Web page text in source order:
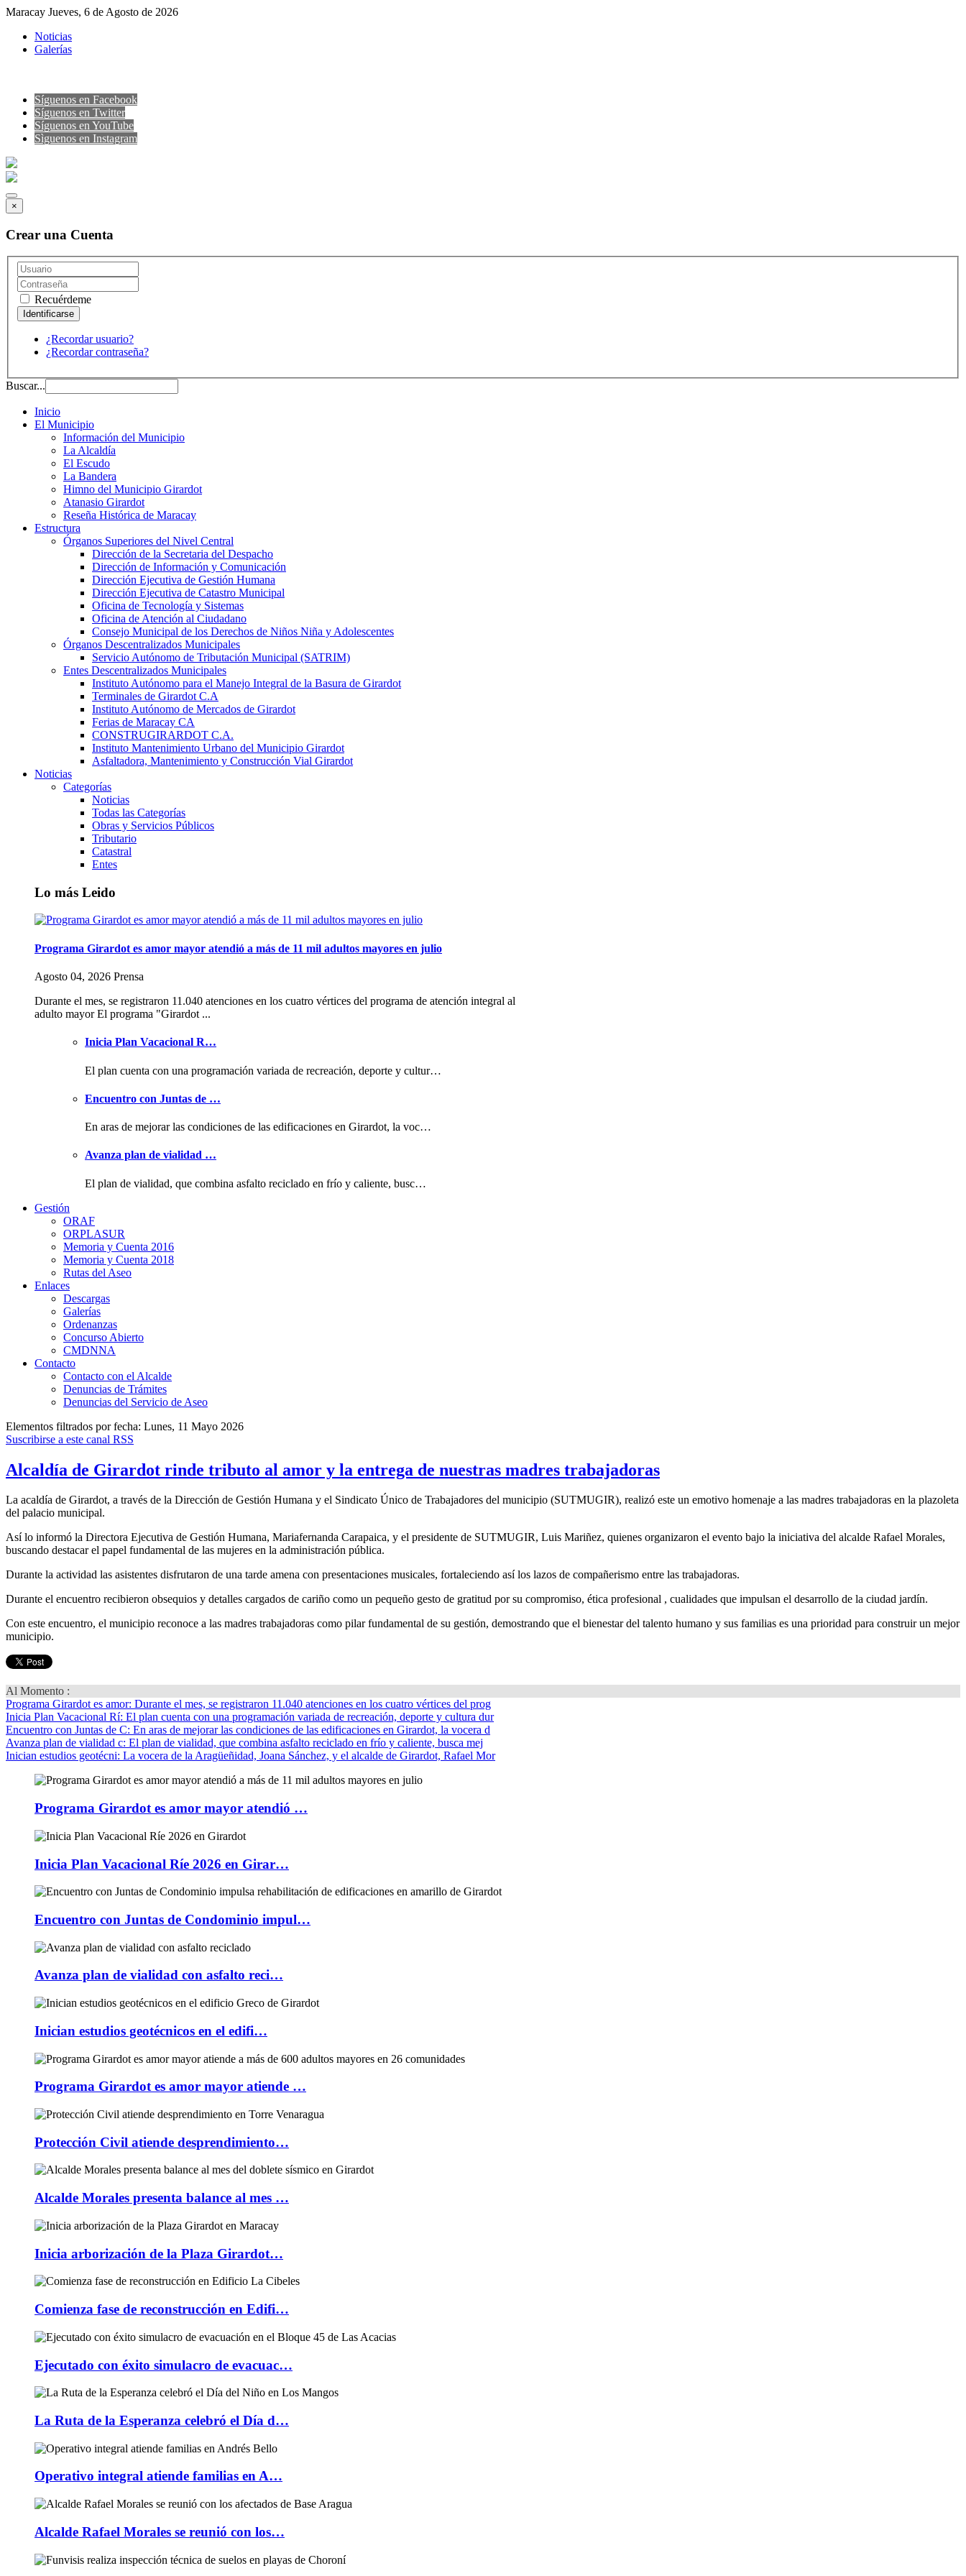
Maracay Jueves, 6 de Agosto de 2026
Noticias
Galerías
Síguenos en Facebook
Síguenos en Twitter
Síguenos en YouTube
Sìguenos en Instagram
×
Crear una Cuenta
Recuérdeme
¿Recordar usuario?
¿Recordar contraseña?
Buscar...
Inicio
El Municipio
Información del Municipio
La Alcaldía
El Escudo
La Bandera
Himno del Municipio Girardot
Atanasio Girardot
Reseña Histórica de Maracay
Estructura
Órganos Superiores del Nivel Central
Dirección de la Secretaria del Despacho
Dirección de Información y Comunicación
Dirección Ejecutiva de Gestión Humana
Dirección Ejecutiva de Catastro Municipal
Oficina de Tecnología y Sistemas
Oficina de Atención al Ciudadano
Consejo Municipal de los Derechos de Niños Niña y Adolescentes
Órganos Descentralizados Municipales
Servicio Autónomo de Tributación Municipal (SATRIM)
Entes Descentralizados Municipales
Instituto Autónomo para el Manejo Integral de la Basura de Girardot
Terminales de Girardot C.A
Instituto Autónomo de Mercados de Girardot
Ferias de Maracay CA
CONSTRUGIRARDOT C.A.
Instituto Mantenimiento Urbano del Municipio Girardot
Asfaltadora, Mantenimiento y Construcción Vial Girardot
Noticias
Categorías
Noticias
Todas las Categorías
Obras y Servicios Públicos
Tributario
Catastral
Entes
Lo más Leido
Programa Girardot es amor mayor atendió a más de 11 mil adultos mayores en julio
Agosto 04, 2026 Prensa
Durante el mes, se registraron 11.040 atenciones en los cuatro vértices del programa de atención integral al
adulto mayor El programa "Girardot ...
Inicia Plan Vacacional R…
El plan cuenta con una programación variada de recreación, deporte y cultur…
Encuentro con Juntas de …
En aras de mejorar las condiciones de las edificaciones en Girardot, la voc…
Avanza plan de vialidad …
El plan de vialidad, que combina asfalto reciclado en frío y caliente, busc…
Gestión
ORAF
ORPLASUR
Memoria y Cuenta 2016
Memoria y Cuenta 2018
Rutas del Aseo
Enlaces
Descargas
Galerías
Ordenanzas
Concurso Abierto
CMDNNA
Contacto
Contacto con el Alcalde
Denuncias de Trámites
Denuncias del Servicio de Aseo
Elementos filtrados por fecha: Lunes, 11 Mayo 2026
Suscribirse a este canal RSS
Alcaldía de Girardot rinde tributo al amor y la entrega de nuestras madres trabajadoras
La acaldía de Girardot, a través de la Dirección de Gestión Humana y el Sindicato Único de Trabajadores del municipio (SUTMUGIR), realizó este un emotivo homenaje a las madres trabajadoras en la plazoleta
del palacio municipal.
Así lo informó la Directora Ejecutiva de Gestión Humana, Mariafernanda Carapaica, y el presidente de SUTMUGIR, Luis Mariñez, quienes organizaron el evento bajo la iniciativa del alcalde Rafael Morales,
buscando destacar el papel fundamental de las mujeres en la administración pública.
Durante la actividad las asistentes disfrutaron de una tarde amena con presentaciones musicales, fortaleciendo así los lazos de compañerismo entre las trabajadoras.
Durante el encuentro recibieron obsequios y detalles cargados de cariño como un pequeño gesto de gratitud por su compromiso, ética profesional , cualidades que impulsan el desarrollo de la ciudad jardín.
Con este encuentro, el municipio reconoce a las madres trabajadoras como pilar fundamental de su gestión, demostrando que el bienestar del talento humano y sus familias es una prioridad para construir un mejor
municipio.
Al Momento :
Programa Girardot es amor: Durante el mes, se registraron 11.040 atenciones en los cuatro vértices del prog
Inicia Plan Vacacional Rí: El plan cuenta con una programación variada de recreación, deporte y cultura dur
Encuentro con Juntas de C: En aras de mejorar las condiciones de las edificaciones en Girardot, la vocera d
Avanza plan de vialidad c: El plan de vialidad, que combina asfalto reciclado en frío y caliente, busca mej
Inician estudios geotécni: La vocera de la Aragüeñidad, Joana Sánchez, y el alcalde de Girardot, Rafael Mor
Programa Girardot es amor mayor atendió …
Inicia Plan Vacacional Ríe 2026 en Girar…
Encuentro con Juntas de Condominio impul…
Avanza plan de vialidad con asfalto reci…
Inician estudios geotécnicos en el edifi…
Programa Girardot es amor mayor atiende …
Protección Civil atiende desprendimiento…
Alcalde Morales presenta balance al mes …
Inicia arborización de la Plaza Girardot…
Comienza fase de reconstrucción en Edifi…
Ejecutado con éxito simulacro de evacuac…
La Ruta de la Esperanza celebró el Día d…
Operativo integral atiende familias en A…
Alcalde Rafael Morales se reunió con los…